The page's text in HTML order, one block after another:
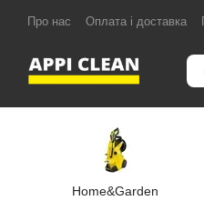
Перейти до основного контенту
Про нас Оплата і доставка
Home&Garden